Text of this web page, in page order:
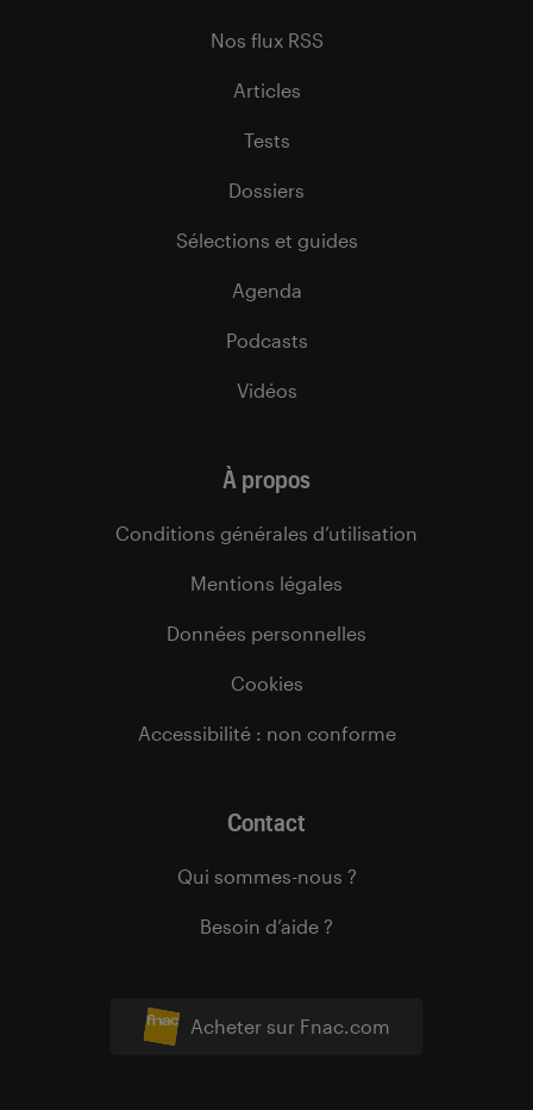
Acheter sur Fnac.com
Nos flux RSS
Articles
Tests
Dossiers
Sélections et guides
Agenda
Podcasts
Vidéos
À propos
Conditions générales d’utilisation
Mentions légales
Données personnelles
Cookies
Accessibilité : non conforme
Contact
Qui sommes-nous ?
Besoin d’aide ?